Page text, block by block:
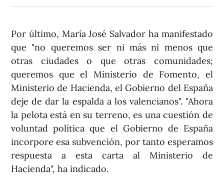
Por último, María José Salvador ha manifestado
que "no queremos ser ni más ni menos que
otras ciudades o que otras comunidades;
queremos que el Ministerio de Fomento, el
Ministerio de Hacienda, el Gobierno del España
deje de dar la espalda a los valencianos". "Ahora
la pelota está en su terreno, es una cuestión de
voluntad política que el Gobierno de España
incorpore esa subvención, por tanto esperamos
respuesta a esta carta al Ministerio de
Hacienda", ha indicado.